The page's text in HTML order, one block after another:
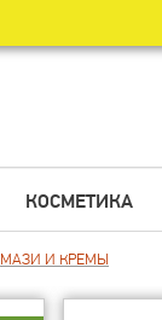
КОСМЕТИКА
МАЗИ И КРЕМЫ